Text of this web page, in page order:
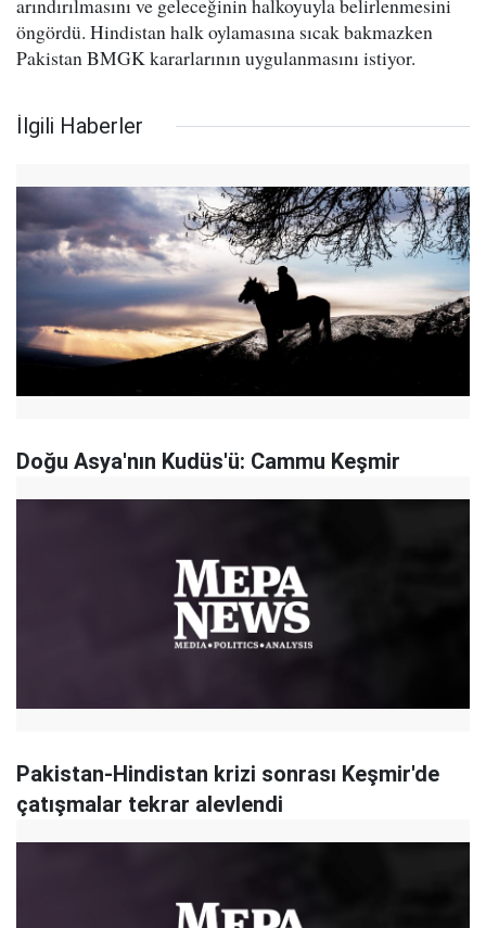
arındırılmasını ve geleceğinin halkoyuyla belirlenmesini
öngördü. Hindistan halk oylamasına sıcak bakmazken
Pakistan BMGK kararlarının uygulanmasını istiyor.
İlgili Haberler
Doğu Asya'nın Kudüs'ü: Cammu Keşmir
Pakistan-Hindistan krizi sonrası Keşmir'de
çatışmalar tekrar alevlendi